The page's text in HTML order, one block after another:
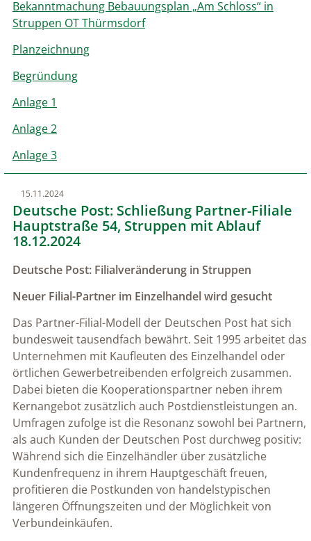
Bekanntmachung Bebauungsplan „Am Schloss“ in
Struppen OT Thürmsdorf
Planzeichnung
Begründung
Anlage 1
Anlage 2
Anlage 3
15.11.2024
Deutsche Post: Schließung Partner-Filiale
Hauptstraße 54, Struppen mit Ablauf
18.12.2024
Deutsche Post: Filialveränderung in Struppen
Neuer Filial-Partner im Einzelhandel wird gesucht
Das Partner-Filial-Modell der Deutschen Post hat sich
bundesweit tausendfach bewährt. Seit 1995 arbeitet das
Unternehmen mit Kaufleuten des Einzelhandel oder
örtlichen Gewerbetreibenden erfolgreich zusammen.
Dabei bieten die Kooperationspartner neben ihrem
Kernangebot zusätzlich auch Postdienstleistungen an.
Umfragen zufolge ist die Resonanz sowohl bei Partnern,
als auch Kunden der Deutschen Post durchweg positiv:
Während sich die Einzelhändler über zusätzliche
Kundenfrequenz in ihrem Hauptgeschäft freuen,
profitieren die Postkunden von handelstypischen
längeren Öffnungszeiten und der Möglichkeit von
Verbundeinkäufen.